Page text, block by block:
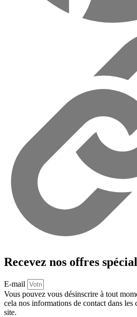
Recevez nos offres
E-mail
Vous pouvez vous désinscrire à tout
cela nos informations de contact dans
site.